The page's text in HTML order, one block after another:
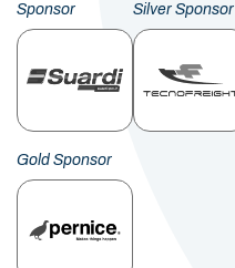
Sponsor
Silver Sponsor
Gold Sponsor